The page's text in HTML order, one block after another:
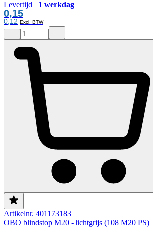
Levertijd 1 werkdag
0,15
0,12
Artikelnr. 401173183
OBO blindstop M20 - lichtgrijs (108 M20 PS)